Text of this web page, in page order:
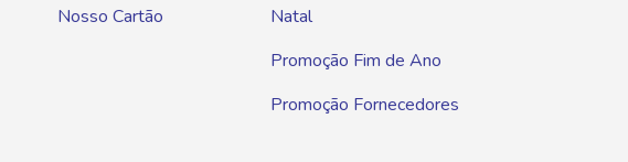
Nosso Cartão
Natal
Promoção Fim de Ano
Promoção Fornecedores